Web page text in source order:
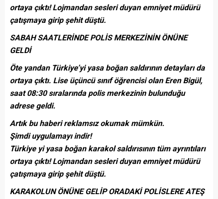
ortaya çıktı! Lojmandan sesleri duyan emniyet müdürü
çatışmaya girip şehit düştü.
SABAH SAATLERİNDE POLİS MERKEZİNİN ÖNÜNE
GELDİ
Öte yandan Türkiye’yi yasa boğan saldırının detayları da
ortaya çıktı. Lise üçüncü sınıf öğrencisi olan Eren Bigül,
saat 08:30 sıralarında polis merkezinin bulunduğu
adrese geldi.
Artık bu haberi reklamsız okumak mümkün.
Şimdi uygulamayı indir!
Türkiye yi yasa boğan karakol saldırısının tüm ayrıntıları
ortaya çıktı! Lojmandan sesleri duyan emniyet müdürü
çatışmaya girip şehit düştü.
KARAKOLUN ÖNÜNE GELİP ORADAKİ POLİSLERE ATEŞ